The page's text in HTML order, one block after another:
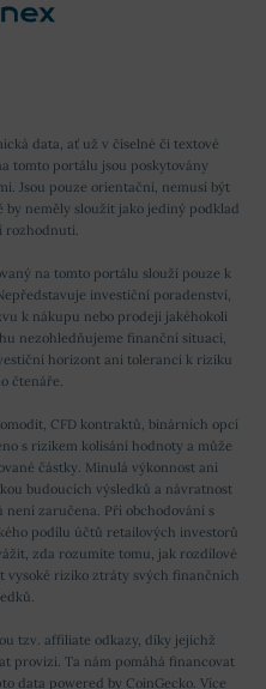
data, ať už v číselné či textové
tomto portálu jsou poskytovány
Jsou pouze orientační, nemusí být
neměly sloužit jako jediný podklad
rozhodnutí.
na tomto portálu slouží pouze k
investiční poradenství,
k nákupu nebo prodeji jakéhokoli
nezohledňujeme finanční situaci,
horizont ani toleranci k riziku
čtenáře.
CFD kontraktů, binárních opcí
s rizikem kolísání hodnoty a může
částky. Minulá výkonnost ani
budoucích výsledků a návratnost
zaručena. Při obchodování s
podílu účtů retailových investorů
zda rozumíte tomu, jak rozdílové
vysoké riziko ztráty svých finančních
tzv. affiliate odkazy, díky jejichž
provizi. Ta nám pomáhá financovat
data powered by CoinGecko. Více